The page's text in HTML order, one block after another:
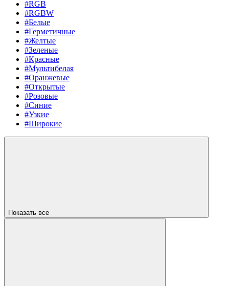
#RGB
#RGBW
#Белые
#Герметичные
#Желтые
#Зеленые
#Красные
#Мультибелая
#Оранжевые
#Открытые
#Розовые
#Синие
#Узкие
#Широкие
Показать все